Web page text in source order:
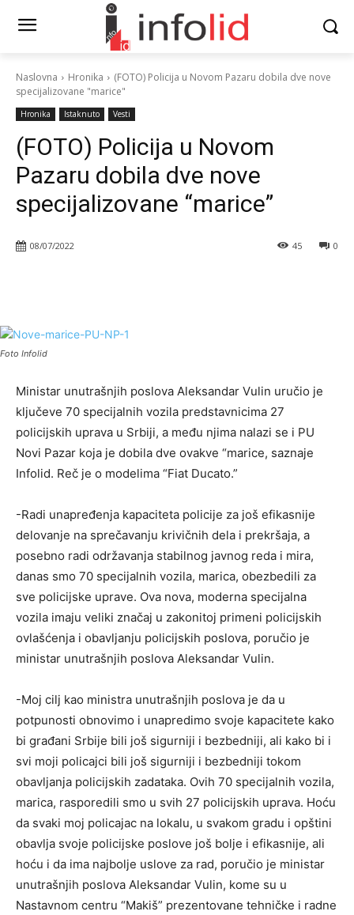
Naslovna Hronika
(FOTO) Policija u Novom Pazaru dobila dve nove
specijalizovane "marice"
Hronika Istaknuto Vesti
(FOTO) Policija u Novom
Pazaru dobila dve nove
specijalizovane “marice”
08/07/2022 0
45
Foto Infolid
Ministar unutrašnjih poslova Aleksandar Vulin uručio je
ključeve 70 specijalnih vozila predstavnicima 27
policijskih uprava u Srbiji, a među njima nalazi se i PU
Novi Pazar koja je dobila dve ovakve “marice, saznaje
Infolid. Reč je o modelima “Fiat Ducato.”
-Radi unapređenja kapaciteta policije za još efikasnije
delovanje na sprečavanju krivičnih dela i prekršaja, a
posebno radi održavanja stabilnog javnog reda i mira,
danas smo 70 specijalnih vozila, marica, obezbedili za
sve policijske uprave. Ova nova, moderna specijalna
vozila imaju veliki značaj u zakonitoj primeni policijskih
ovlašćenja i obavljanju policijskih poslova, poručio je
ministar unutrašnjih poslova Aleksandar Vulin.
-Moj cilj kao ministra unutrašnjih poslova je da u
potpunosti obnovimo i unapredimo svoje kapacitete kako
bi građani Srbije bili još sigurniji i bezbedniji, ali kako bi i
svi moji policajci bili još sigurniji i bezbedniji tokom
obavljanja policijskih zadataka. Ovih 70 specijalnih vozila,
marica, rasporedili smo u svih 27 policijskih uprava. Hoću
da svaki moj policajac na lokalu, u svakom gradu i opštini
obavlja svoje policijske poslove još bolje i efikasnije, ali
hoću i da ima najbolje uslove za rad, poručio je ministar
unutrašnjih poslova Aleksandar Vulin, kome su u
Nastavnom centru “Makiš” prezentovane tehničke i radne